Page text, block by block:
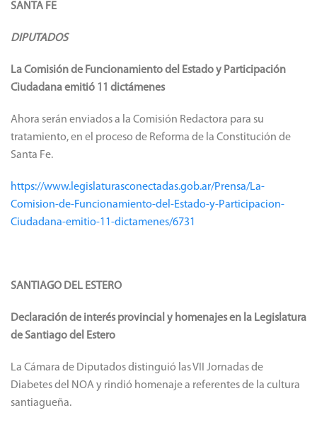
SANTA FE
DIPUTADOS
La Comisión de Funcionamiento del Estado y Participación
Ciudadana emitió 11 dictámenes
Ahora serán enviados a la Comisión Redactora para su
tratamiento, en el proceso de Reforma de la Constitución de
Santa Fe.
https://www.legislaturasconectadas.gob.ar/Prensa/La-
Comision-de-Funcionamiento-del-Estado-y-Participacion-
Ciudadana-emitio-11-dictamenes/6731
SANTIAGO DEL ESTERO
Declaración de interés provincial y homenajes en la Legislatura
de Santiago del Estero
La Cámara de Diputados distinguió las VII Jornadas de
Diabetes del NOA y rindió homenaje a referentes de la cultura
santiagueña.